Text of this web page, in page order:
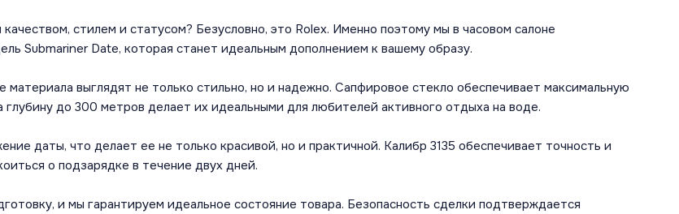
стилем и статусом? Безусловно, это Rolex. Именно поэтому мы в часовом салоне
Submariner Date, которая станет идеальным дополнением к вашему образу.
выглядят не только стильно, но и надежно. Сапфировое стекло обеспечивает максимальную
до 300 метров делает их идеальными для любителей активного отдыха на воде.
даты, что делает ее не только красивой, но и практичной. Калибр 3135 обеспечивает точность и
о подзарядке в течение двух дней.
и мы гарантируем идеальное состояние товара. Безопасность сделки подтверждается